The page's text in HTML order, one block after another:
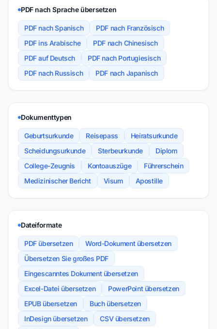
PDF nach Sprache übersetzen
PDF nach Spanisch
PDF nach Französisch
PDF ins Arabische
PDF nach Chinesisch
PDF auf Deutsch
PDF nach Portugiesisch
PDF nach Russisch
PDF nach Japanisch
Dokumenttypen
Geburtsurkunde Reisepass
Heiratsurkunde
Scheidungsurkunde
Sterbeurkunde
Diplom
College-Zeugnis
Kontoauszüge
Führerschein
Medizinischer Bericht
Visum Apostille
Dateiformate
PDF übersetzen
Word-Dokument übersetzen
Übersetzen Sie großes PDF
Eingescanntes Dokument übersetzen
Excel-Datei übersetzen
PowerPoint übersetzen
EPUB übersetzen
Buch übersetzen
InDesign übersetzen
CSV übersetzen